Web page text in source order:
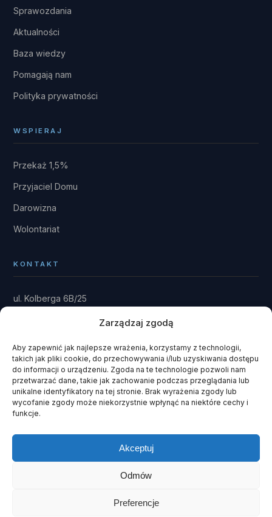
Zarządzaj zgodą
Aby zapewnić jak najlepsze wrażenia, korzystamy z technologii,
takich jak pliki cookie, do przechowywania i/lub uzyskiwania dostępu
do informacji o urządzeniu. Zgoda na te technologie pozwoli nam
przetwarzać dane, takie jak zachowanie podczas przeglądania lub
unikalne identyfikatory na tej stronie. Brak wyrażenia zgody lub
wycofanie zgody może niekorzystnie wpłynąć na niektóre cechy i
funkcje.
Akceptuj
Odmów
Preferencje
Sprawozdania
Aktualności
Baza wiedzy
Pomagają nam
Polityka prywatności
WSPIERAJ
Przekaż 1,5%
Przyjaciel Domu
Darowizna
Wolontariat
KONTAKT
ul. Kolberga 6B/25
Rytel 89-642
gmina Czersk · powiat chojnicki
fundacja@domrainmana.pl
+48 606 585 941
+48 660 908 051
Cookies·Szukaj